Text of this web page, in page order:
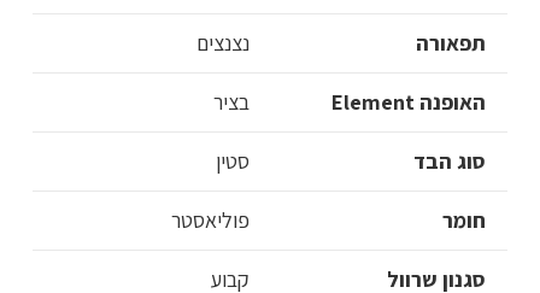
תפאורה נצנצים
האופנה Element בציר
סוג הבד סטין
חומר פוליאסטר
סגנון שרוול קבוע